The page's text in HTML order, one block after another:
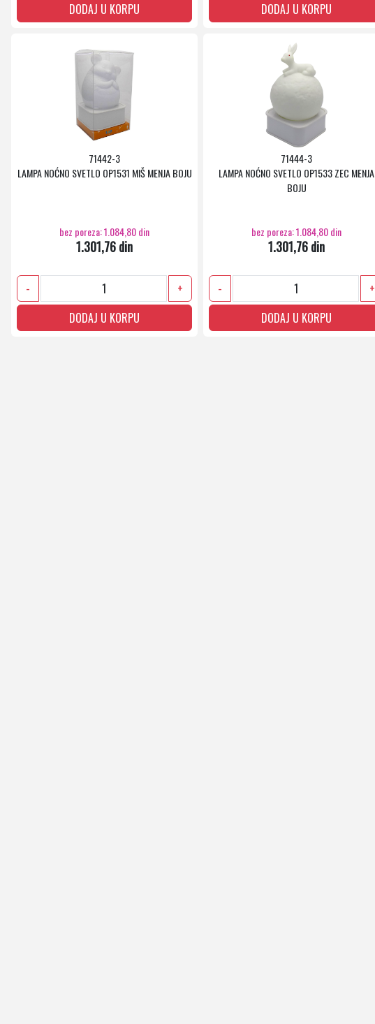
DODAJ U KORPU
DODAJ U KORPU
71442-3
LAMPA NOĆNO SVETLO OP1531 MIŠ MENJA BOJU
bez poreza: 1.084,80 din
1.301,76 din
-
+
DODAJ U KORPU
71444-3
LAMPA NOĆNO SVETLO OP1533 ZEC MENJA
BOJU
bez poreza: 1.084,80 din
1.301,76 din
-
+
DODAJ U KORPU